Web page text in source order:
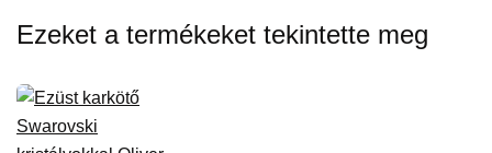
Ezeket a termékeket tekintette meg